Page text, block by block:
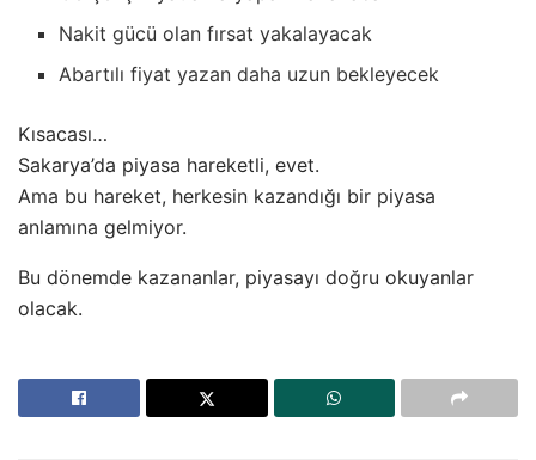
Nakit gücü olan fırsat yakalayacak
Abartılı fiyat yazan daha uzun bekleyecek
Kısacası…
Sakarya’da piyasa hareketli, evet.
Ama bu hareket, herkesin kazandığı bir piyasa
anlamına gelmiyor.
Bu dönemde kazananlar, piyasayı doğru okuyanlar
olacak.